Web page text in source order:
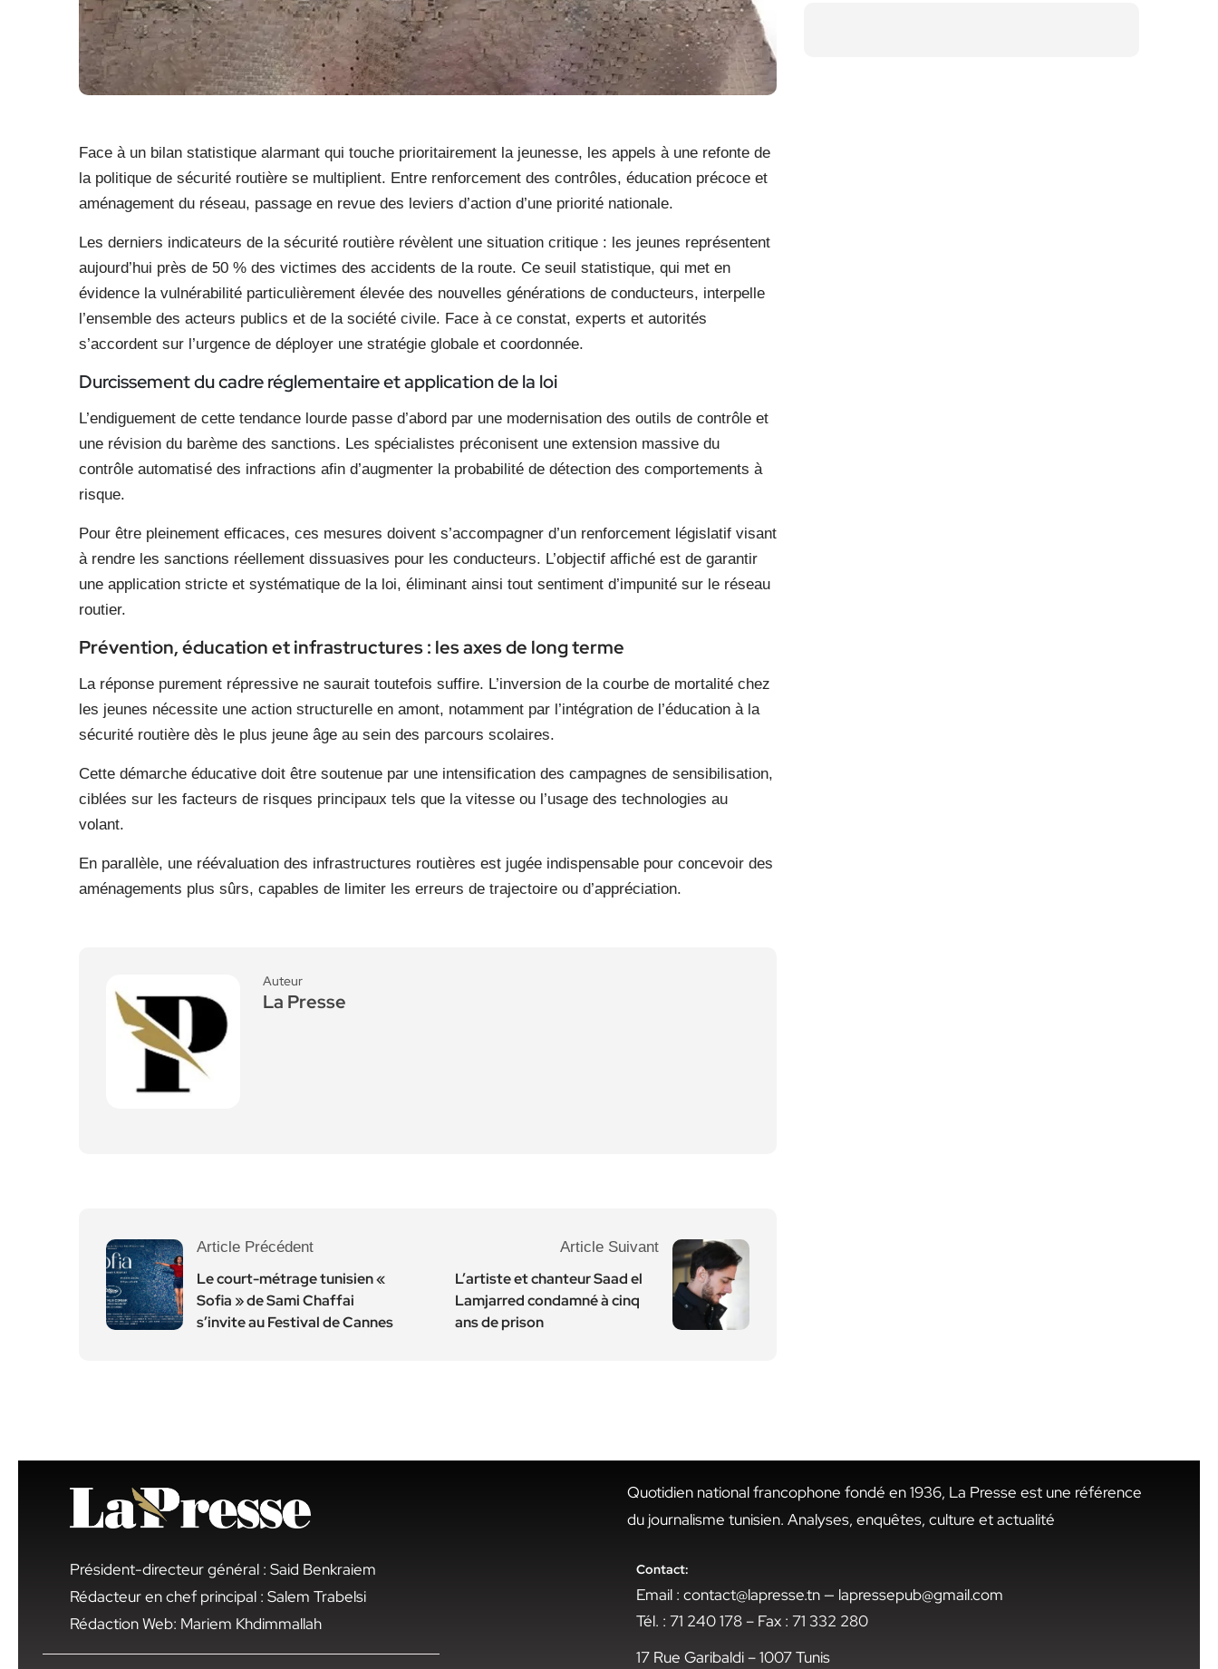
Face à un bilan statistique alarmant qui touche prioritairement la jeunesse, les appels à une refonte de
la politique de sécurité routière se multiplient. Entre renforcement des contrôles, éducation précoce et
aménagement du réseau, passage en revue des leviers d’action d’une priorité nationale.
Les derniers indicateurs de la sécurité routière révèlent une situation critique : les jeunes représentent
aujourd’hui près de 50 % des victimes des accidents de la route. Ce seuil statistique, qui met en
évidence la vulnérabilité particulièrement élevée des nouvelles générations de conducteurs, interpelle
l’ensemble des acteurs publics et de la société civile. Face à ce constat, experts et autorités
s’accordent sur l’urgence de déployer une stratégie globale et coordonnée.
Durcissement du cadre réglementaire et application de la loi
L’endiguement de cette tendance lourde passe d’abord par une modernisation des outils de contrôle et
une révision du barème des sanctions. Les spécialistes préconisent une extension massive du
contrôle automatisé des infractions afin d’augmenter la probabilité de détection des comportements à
risque.
Pour être pleinement efficaces, ces mesures doivent s’accompagner d’un renforcement législatif visant
à rendre les sanctions réellement dissuasives pour les conducteurs. L’objectif affiché est de garantir
une application stricte et systématique de la loi, éliminant ainsi tout sentiment d’impunité sur le réseau
routier.
Prévention, éducation et infrastructures : les axes de long terme
La réponse purement répressive ne saurait toutefois suffire. L’inversion de la courbe de mortalité chez
les jeunes nécessite une action structurelle en amont, notamment par l’intégration de l’éducation à la
sécurité routière dès le plus jeune âge au sein des parcours scolaires.
Cette démarche éducative doit être soutenue par une intensification des campagnes de sensibilisation,
ciblées sur les facteurs de risques principaux tels que la vitesse ou l’usage des technologies au
volant.
En parallèle, une réévaluation des infrastructures routières est jugée indispensable pour concevoir des
aménagements plus sûrs, capables de limiter les erreurs de trajectoire ou d’appréciation.
Auteur
La Presse
Article Précédent
Le court-métrage tunisien «
Sofia » de Sami Chaffai
s’invite au Festival de Cannes
Article Suivant
L’artiste et chanteur Saad el
Lamjarred condamné à cinq
ans de prison
Président-directeur général : Said Benkraiem
Rédacteur en chef principal : Salem Trabelsi
Rédaction Web: Mariem Khdimmallah
Quotidien national francophone fondé en 1936, La Presse est une référence
du journalisme tunisien. Analyses, enquêtes, culture et actualité
Contact:
Email : contact@lapresse.tn — lapressepub@gmail.com
Tél. : 71 240 178 – Fax : 71 332 280
17 Rue Garibaldi – 1007 Tunis